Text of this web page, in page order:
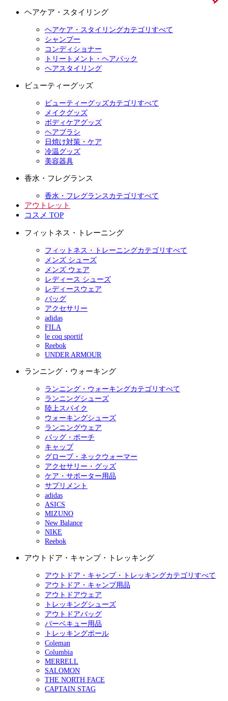
ヘアケア・スタイリング
ヘアケア・スタイリングカテゴリすべて
シャンプー
コンディショナー
トリートメント・ヘアパック
ヘアスタイリング
ビューティーグッズ
ビューティーグッズカテゴリすべて
メイクグッズ
ボディケアグッズ
ヘアブラシ
日焼け対策・ケア
冷温グッズ
美容器具
香水・フレグランス
香水・フレグランスカテゴリすべて
アウトレット
コスメ TOP
フィットネス・トレーニング
フィットネス・トレーニングカテゴリすべて
メンズ シューズ
メンズ ウェア
レディース シューズ
レディースウェア
バッグ
アクセサリー
adidas
FILA
le coq sportif
Reebok
UNDER ARMOUR
ランニング・ウォーキング
ランニング・ウォーキングカテゴリすべて
ランニングシューズ
陸上スパイク
ウォーキングシューズ
ランニングウェア
バッグ・ポーチ
キャップ
グローブ・ネックウォーマー
アクセサリー・グッズ
ケア・サポーター用品
サプリメント
adidas
ASICS
MIZUNO
New Balance
NIKE
Reebok
アウトドア・キャンプ・トレッキング
アウトドア・キャンプ・トレッキングカテゴリすべて
アウトドア・キャンプ用品
アウトドアウェア
トレッキングシューズ
アウトドアバッグ
バーベキュー用品
トレッキングポール
Coleman
Columbia
MERRELL
SALOMON
THE NORTH FACE
CAPTAIN STAG